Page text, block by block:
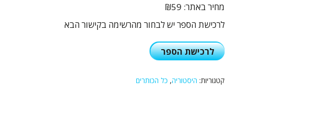
מחיר באתר: ₪59
לרכישת הספר יש לבחור מהרשימה בקישור הבא
לרכישת הספר
קטגוריות: היסטוריה, כל הכותרים